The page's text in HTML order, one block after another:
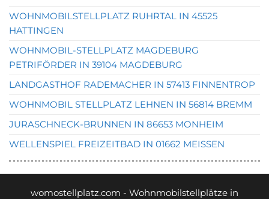
WOHNMOBILSTELLPLATZ RUHRTAL IN 45525
HATTINGEN
WOHNMOBIL-STELLPLATZ MAGDEBURG
PETRIFÖRDER IN 39104 MAGDEBURG
LANDGASTHOF RADEMACHER IN 57413 FINNENTROP
WOHNMOBIL STELLPLATZ LEHNEN IN 56814 BREMM
JURASCHNECK-BRUNNEN IN 86653 MONHEIM
WELLENSPIEL FREIZEITBAD IN 01662 MEISSEN
womostellplatz.com - Wohnmobilstellplätze in